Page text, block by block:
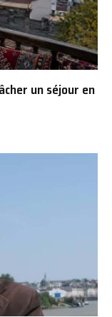
un séjour en